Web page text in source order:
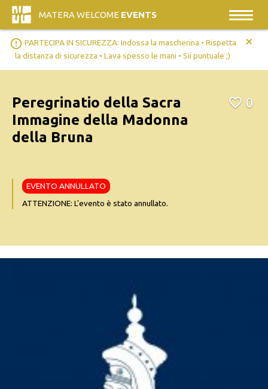
MATERA WELCOME EVENTS
error_outline PARTECIPA IN SICUREZZA: Indossa la mascherina • Rispetta
la distanza di sicurezza • Lava spesso le mani • Sii puntuale ;)
+
Peregrinatio della Sacra
Immagine della Madonna
della Bruna
0
EVENTO ANNULLATO
ATTENZIONE: L'evento è stato annullato.